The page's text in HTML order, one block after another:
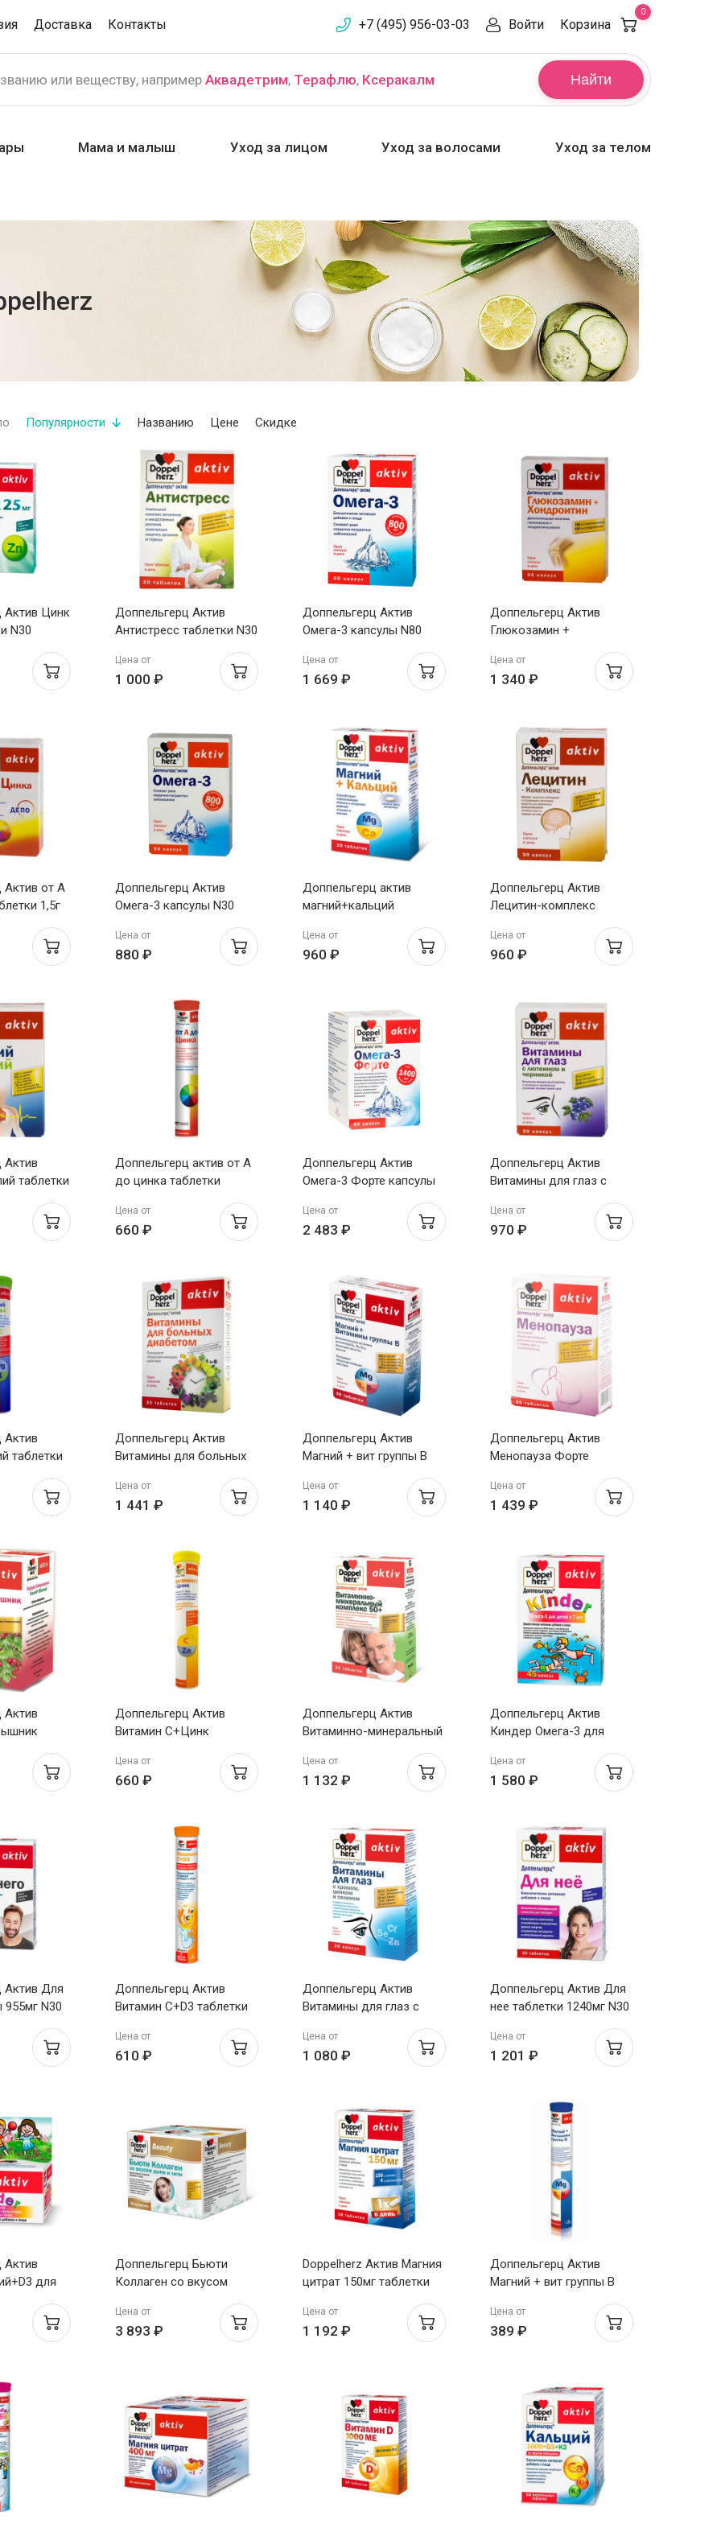
Доставка Контакты +7 (495) 956-03-03 Войти Корзина
0
Найти
или веществу, например Аквадетрим, Терафлю, Ксеракалм
Мама и малыш Уход за лицом Уход за волосами Уход за телом
Популярности Названию Цене Скидке
Актив Цинк
N30
Доппельгерц Актив
Антистресс таблетки N30
Цена от
1 000 ₽
Доппельгерц Актив
Омега-3 капсулы N80
Цена от
1 669 ₽
Доппельгерц Актив
Глюкозамин +
1232мг N30
Цена от
1 340 ₽
Актив от А
1,5г
Доппельгерц Актив
Омега-3 капсулы N30
Цена от
880 ₽
Доппельгерц актив
магний+кальций
N30
Цена от
960 ₽
Доппельгерц Актив
Лецитин-комплекс
Цена от
960 ₽
Актив
таблетки
Доппельгерц актив от А
до цинка таблетки
маракуйя N15
Цена от
660 ₽
Доппельгерц Актив
Омега-3 Форте капсулы
Цена от
2 483 ₽
Доппельгерц Актив
Витамины для глаз с
капсулы 1180мг N30
Цена от
970 ₽
Актив
таблетки
Доппельгерц Актив
Витамины для больных
N60
Цена от
1 441 ₽
Доппельгерц Актив
Магний + вит группы В
Цена от
1 140 ₽
Доппельгерц Актив
Менопауза Форте
Цена от
1 439 ₽
Актив
Доппельгерц Актив
Витамин С+Цинк
апельс гранат 6,3Г N15
Цена от
660 ₽
Доппельгерц Актив
Витаминно-минеральный
1765 мг №30
Цена от
1 132 ₽
Доппельгерц Актив
Киндер Омега-3 для
N45
Цена от
1 580 ₽
Актив Для
955мг N30
Доппельгерц Актив
Витамин С+D3 таблетки
лимона 6,3г N15
Цена от
610 ₽
Доппельгерц Актив
Витамины для глаз с
селеном капсулы №30
Цена от
1 080 ₽
Доппельгерц Актив Для
нее таблетки 1240мг N30
Цена от
1 201 ₽
Актив
для
со вкусом
рябины и
Доппельгерц Бьюти
Коллаген со вкусом
флак
Цена от
3 893 ₽
Doppelherz Актив Магния
цитрат 150мг таблетки
Цена от
1 192 ₽
Доппельгерц Актив
Магний + вит группы В
Цена от
389 ₽